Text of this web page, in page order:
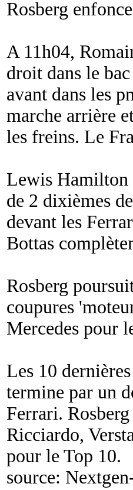
Rosberg
A 11h04,
droit dans le
avant dans les
marche arrière
les freins. Le
Lewis Hamilton
de 2 dixièmes
devant les
Bottas
Rosberg
coupures
Mercedes pour
Les 10
termine par un
Ferrari.
Ricciardo,
pour le Top 10.
source: